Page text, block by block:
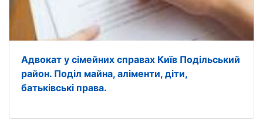
Адвокат у сімейних справах Київ Подільський
район. Поділ майна, аліменти, діти,
батьківські права.